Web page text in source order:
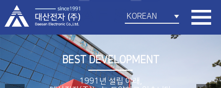
KOREAN
BEST DEVELOPMENT
1991년 설립 이래,